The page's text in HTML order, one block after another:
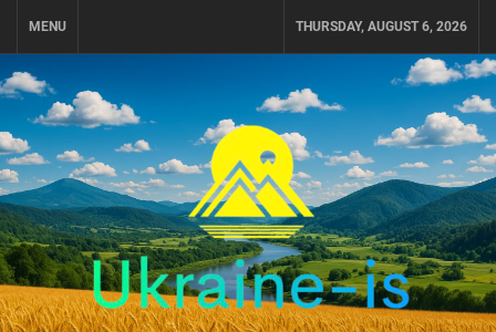
MENU THURSDAY, AUGUST 6, 2026